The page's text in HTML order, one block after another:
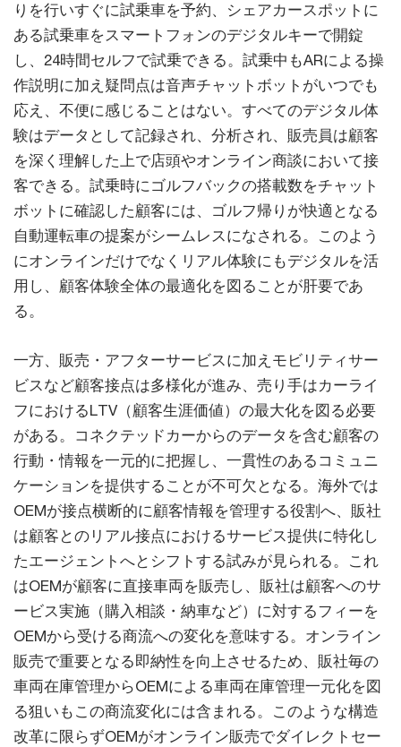
りを行いすぐに試乗車を予約、シェアカースポットに
ある試乗車をスマートフォンのデジタルキーで開錠
し、24時間セルフで試乗できる。試乗中もARによる操
作説明に加え疑問点は音声チャットボットがいつでも
応え、不便に感じることはない。すべてのデジタル体
験はデータとして記録され、分析され、販売員は顧客
を深く理解した上で店頭やオンライン商談において接
客できる。試乗時にゴルフバックの搭載数をチャット
ボットに確認した顧客には、ゴルフ帰りが快適となる
自動運転車の提案がシームレスになされる。このよう
にオンラインだけでなくリアル体験にもデジタルを活
用し、顧客体験全体の最適化を図ることが肝要であ
る。
一方、販売・アフターサービスに加えモビリティサー
ビスなど顧客接点は多様化が進み、売り手はカーライ
フにおけるLTV（顧客生涯価値）の最大化を図る必要
がある。コネクテッドカーからのデータを含む顧客の
行動・情報を一元的に把握し、一貫性のあるコミュニ
ケーションを提供することが不可欠となる。海外では
OEMが接点横断的に顧客情報を管理する役割へ、販社
は顧客とのリアル接点におけるサービス提供に特化し
たエージェントへとシフトする試みが見られる。これ
はOEMが顧客に直接車両を販売し、販社は顧客へのサ
ービス実施（購入相談・納車など）に対するフィーを
OEMから受ける商流への変化を意味する。オンライン
販売で重要となる即納性を向上させるため、販社毎の
車両在庫管理からOEMによる車両在庫管理一元化を図
る狙いもこの商流変化には含まれる。このような構造
改革に限らずOEMがオンライン販売でダイレクトセー